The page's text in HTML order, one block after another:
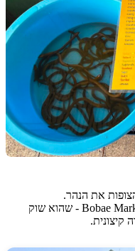
את הנהר.
מהמזח ניתן לקחת טוקטוק לכיוון Bobae Market - שהוא שוק